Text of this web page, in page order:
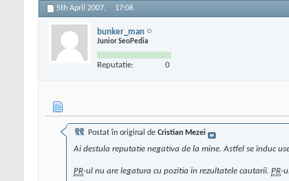
5th April 2007, 17:06
bunker_man
Junior SeoPedia
Reputatie: 0
Postat în original de Cristian Mezei
Ai destula reputatie negativa de la mine. Astfel se induc
PR-ul nu are legatura cu pozitia in rezultatele cautarii. PR-